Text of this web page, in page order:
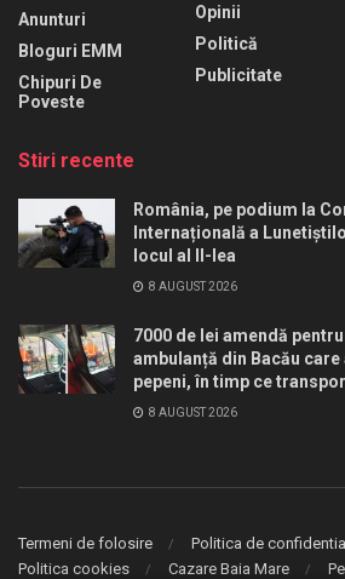
Anunturi
Bloguri EMM
Chipuri De
Poveste
Opinii
Politică
Publicitate
Stiri recente
România, pe podium la
Internațională a
locul al II-lea
8 AUGUST 2026
7000 de lei amendă
ambulanță din Bacău
pepeni, în timp ce
8 AUGUST 2026
Termeni de folosire
Politica de
Politica cookies
Cazare Baia Mare